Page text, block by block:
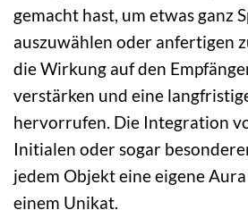
gemacht hast, um etwas ganz
auszuwählen oder anfertigen
die Wirkung auf den
verstärken und eine
hervorrufen. Die Integration
Initialen oder sogar
jedem Objekt eine eigene
einem Unikat.